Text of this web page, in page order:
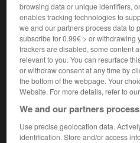
Accueil> Encyclopédie [peinture]
Lucien
Cet article est extrait de
de la peinture ».
Peintre britannique
browsing data or unique identifiers,
enables tracking technologies to
we and our partners process data to
subscribe for 0.99€ > or withdrawing
trackers are disabled, some content
relevant to you. You can resurface
or withdraw consent at any time by
the bottom of the webpage. Your
Website. For more details, refer to
We and our partners
Use precise geolocation data.
identification. Store and/or access